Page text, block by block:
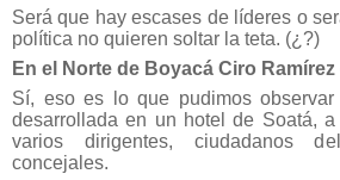
Será que hay escases de líderes o
política no quieren soltar la teta. (¿?)
En el Norte de Boyacá Ciro
Sí, eso es lo que pudimos
desarrollada en un hotel de Soatá,
varios dirigentes, ciudadanos
concejales.